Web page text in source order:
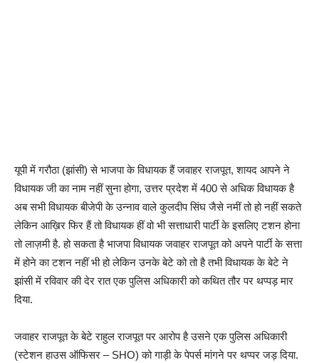
यूपी में गरौठा (झांसी) से भाजपा के विधायक हैं जवाहर राजपूत, शायद आपने ने
विधायक जी का नाम नहीं सुना होगा, उत्तर प्रदेश में 400 से अधिक विधायक है
अब सभी विधायक बीजेपी के उन्नाव वाले कुलदीप सिंघ जैसे नमीं तो हो नहीं सकते
लेकिन आख़िर फिर हैं तो विधायक हीं वो भी सत्ताधारी पार्टी के इसलिए टशन होना
तो लाज़मी है. हो सकता है भाजपा विधायक जवाहर राजपूत को अपने पार्टी के सत्ता
में होने का टशन नहीं भी हो लेकिन उनके बेटे को तो है तभी विधायक के बेटे ने
झांसी में रविवार की देर रात एक पुलिस अधिकारी को कथित तौर पर थप्पड़ मार
दिया.
जवाहर राजपूत के बेटे राहुल राजपूत पर आरोप है उसने एक पुलिस अधिकारी
(स्टेशन हाउस ऑफिसर – SHO) को गाड़ी के पेपर्स मांगने पर थप्पर जड़ दिया.